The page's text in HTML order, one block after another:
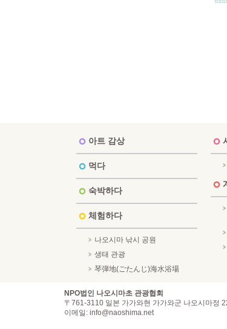
아트 감상
먹다
숙박하다
체험하다
나오시마 낚시 공원
생태 관광
琴弾地(ごたんじ)海水浴場
NPO법인 나오시마초 관광협회
〒761-3110 일본 가가와현 가가와군 나오시마정
이메일: info@naoshima.net